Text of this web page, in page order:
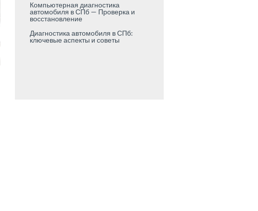
Компьютерная диагностика
автомобиля в СПб — Проверка и
восстановление
Диагностика автомобиля в СПб:
ключевые аспекты и советы